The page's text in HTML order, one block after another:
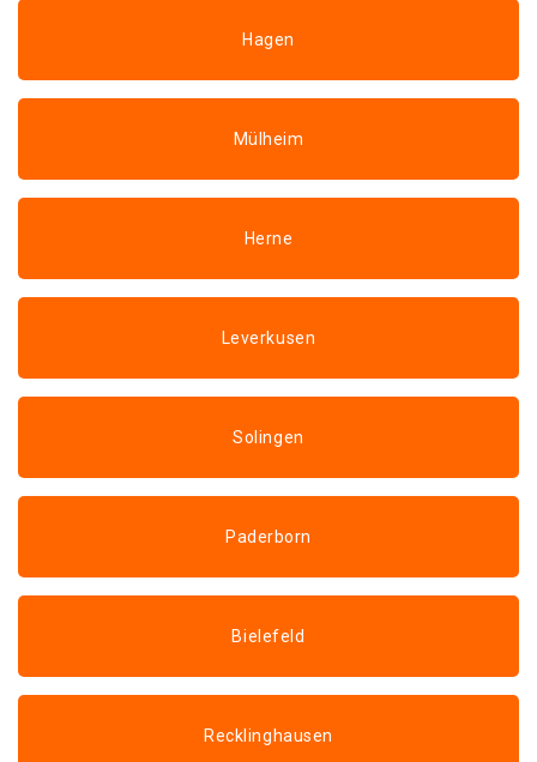
Hagen
Mülheim
Herne
Leverkusen
Solingen
Paderborn
Bielefeld
Recklinghausen